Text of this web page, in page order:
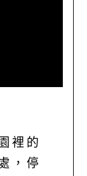
裡的
，停